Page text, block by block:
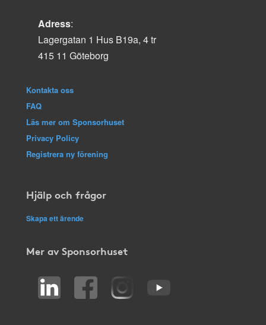
Adress:
Lagergatan 1 Hus B19a, 4 tr
415 11 Göteborg
Kontakta oss
FAQ
Läs mer om Sponsorhuset
Privacy Policy
Registrera ny förening
Hjälp och frågor
Skapa ett ärende
Mer av Sponsorhuset